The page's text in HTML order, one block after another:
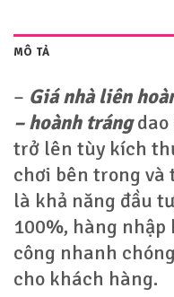
MÔ TẢ
– Giá nhà liên
– hoành tráng
trở lên tùy kích
chơi bên trong và
là khả năng đầu
100%, hàng
công nhanh
cho khách hàng.